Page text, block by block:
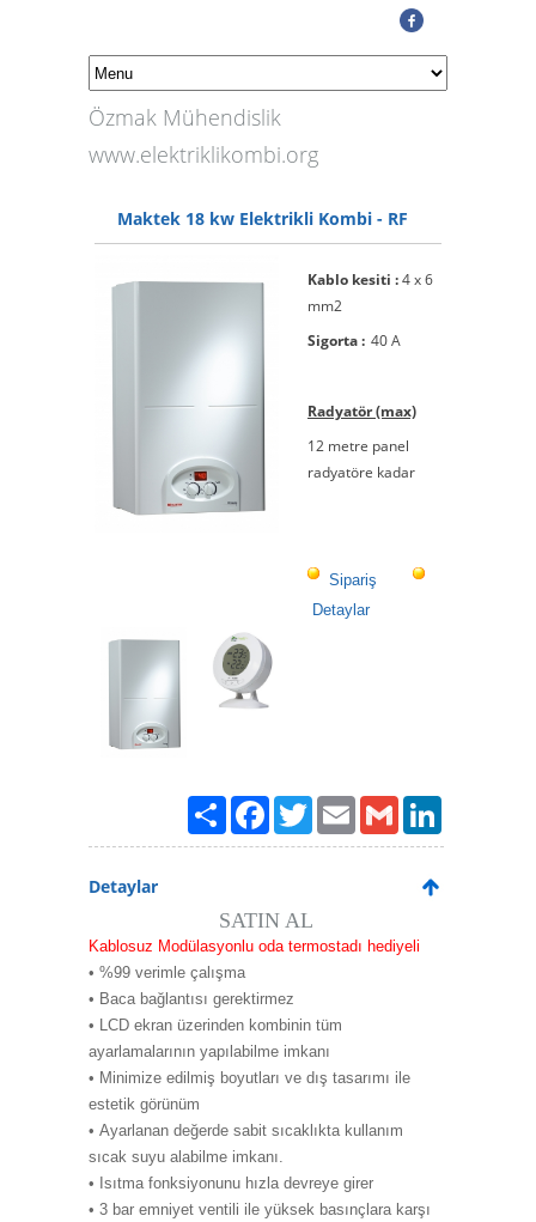
Özmak Mühendislik
www.elektriklikombi.org
Maktek 18 kw Elektrikli Kombi - RF
Kablo kesiti :4 x 6
mm2
Sigorta : 40 A
Radyatör (max)
12 metre panel
radyatöre kadar
Sipariş
Detaylar
PaylaşFacebook
TwitterEmailGmail
Detaylar
SATIN AL
Kablosuz Modülasyonlu oda termostadı hediyeli
• %99 verimle çalışma
• Baca bağlantısı gerektirmez
• LCD ekran üzerinden kombinin tüm
ayarlamalarının yapılabilme imkanı
• Minimize edilmiş boyutları ve dış tasarımı ile
estetik görünüm
• Ayarlanan değerde sabit sıcaklıkta kullanım
sıcak suyu alabilme imkanı.
• Isıtma fonksiyonunu hızla devreye girer
• 3 bar emniyet ventili ile yüksek basınçlara karşı